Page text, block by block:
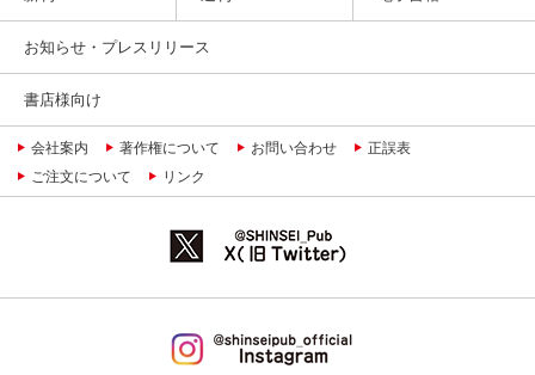
お知らせ・プレスリリース
書店様向け
会社案内 著作権について お問い合わせ
正誤表
ご注文について
リンク